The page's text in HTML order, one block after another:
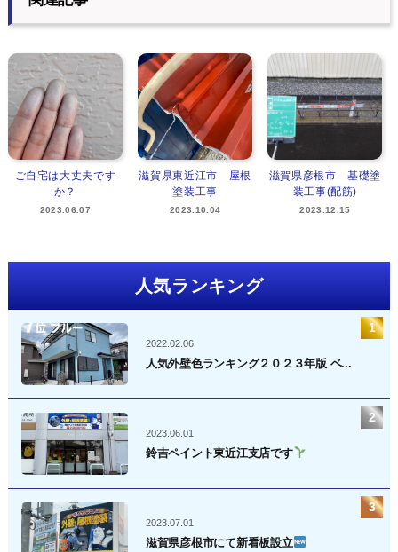
ご自宅は大丈夫です
か？
2023.06.07
滋賀県東近江市 屋根
塗装工事
2023.10.04
滋賀県彦根市 基礎塗
装工事(配筋)
2023.12.15
人気ランキング
2022.02.06
人気外壁色ランキング２０２３年版 ベ...
2023.06.01
鈴吉ペイント東近江支店です
2023.07.01
滋賀県彦根市にて新看板設立